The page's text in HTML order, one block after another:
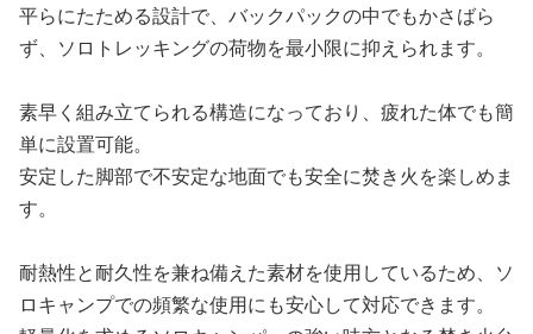
平らにたためる設計で、バックパックの中でもかさばら
ず、ソロトレッキングの荷物を最小限に抑えられます。
素早く組み立てられる構造になっており、疲れた体でも簡
単に設置可能。
安定した脚部で不安定な地面でも安全に焚き火を楽しめま
す。
耐熱性と耐久性を兼ね備えた素材を使用しているため、ソ
ロキャンプでの頻繁な使用にも安心して対応できます。